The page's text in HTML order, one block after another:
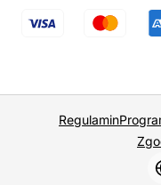
Regulamin